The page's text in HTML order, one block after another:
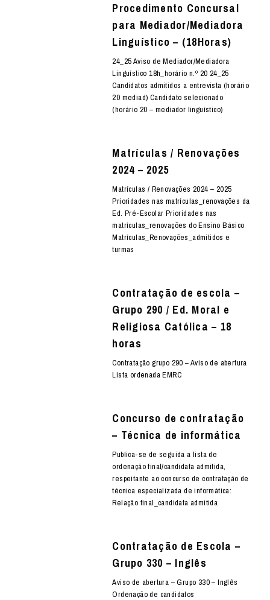
Procedimento Concursal
para Mediador/Mediadora
Linguístico – (18Horas)
24_25 Aviso de Mediador/Mediadora
Linguístico 18h_horário n.º 20 24_25
Candidatos admitidos a entrevista (horário
20 mediad) Candidato selecionado
(horário 20 – mediador linguístico)
Matrículas / Renovações
2024 – 2025
Matrículas / Renovações 2024 – 2025
Prioridades nas matrículas_renovações da
Ed. Pré-Escolar Prioridades nas
matrículas_renovações do Ensino Básico
Matrículas_Renovações_admitidos e
turmas
Contratação de escola –
Grupo 290 / Ed. Moral e
Religiosa Católica – 18
horas
Contratação grupo 290 – Aviso de abertura
Lista ordenada EMRC
Concurso de contratação
– Técnica de informática
Publica-se de seguida a lista de
ordenação final/candidata admitida,
respeitante ao concurso de contratação de
técnica especializada de informática:
Relação final_candidata admitida
Contratação de Escola –
Grupo 330 – Inglês
Aviso de abertura – Grupo 330 – Inglês
Ordenação de candidatos